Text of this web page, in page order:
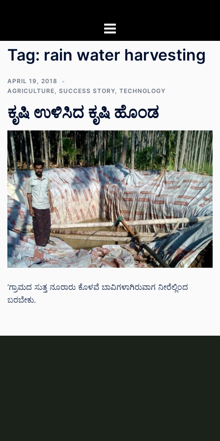
Tag: rain water harvesting
APRIL 19, 2018
AGRICULTURE, SUCCESS STORY, TECHNOLOGY
ಕೃಷಿ ಉಳಿಸಿದ ಕೃಷಿ ಹೊಂಡ
‘ಗ್ರಾಮದ ಸುತ್ತ ನೂರಾರು ಕೊಳವೆ ಬಾವಿಗಳಾಗಿರುವಾಗ ನೀರೆಲ್ಲಿಂದ
ಬರಬೇಕು.